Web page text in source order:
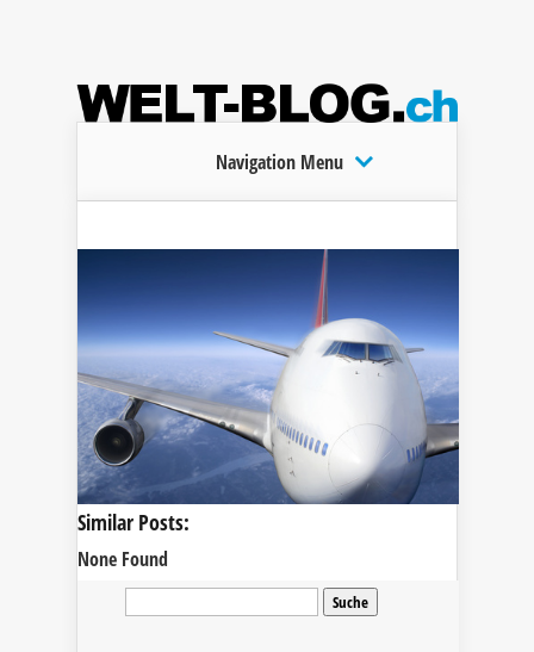
Navigation Menu
Similar Posts:
None Found
Suche